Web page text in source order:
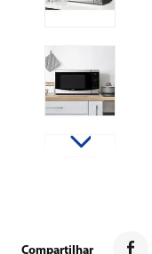
Compartilhar